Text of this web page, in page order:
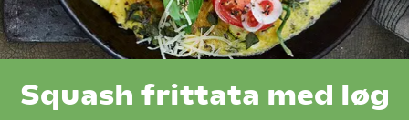
Squash frittata med løg